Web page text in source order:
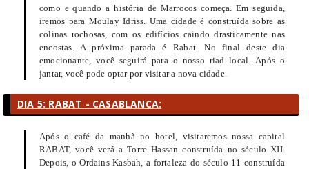
como e quando a história de Marrocos começa. Em seguida,
iremos para Moulay Idriss. Uma cidade é construída sobre as
colinas rochosas, com os edifícios caindo drasticamente nas
encostas. A próxima parada é Rabat. No final deste dia
emocionante, você seguirá para o nosso riad local. Após o
jantar, você pode optar por visitar a nova cidade.
DIA 5: RABAT - CASABLANCA:
Após o café da manhã no hotel, visitaremos nossa capital
RABAT, você verá a Torre Hassan construída no século XII.
Depois, o Ordains Kasbah, a fortaleza do século 11 construída